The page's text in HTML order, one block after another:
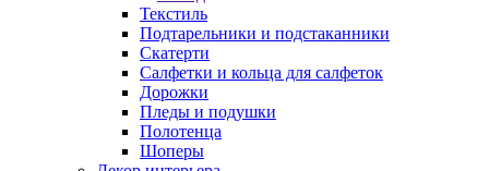
Текстиль
Подтарельники и подстаканники
Скатерти
Салфетки и кольца для салфеток
Дорожки
Пледы и подушки
Полотенца
Шоперы